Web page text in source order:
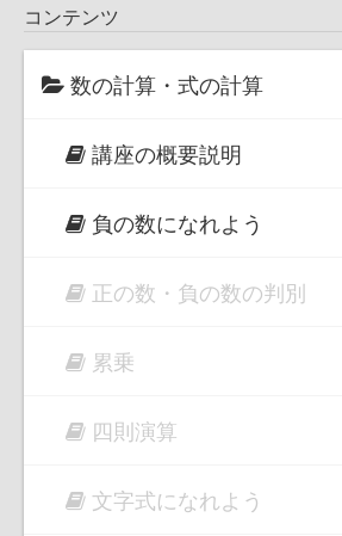
コンテンツ
数の計算・式の計算
講座の概要説明
負の数になれよう
正の数・負の数の判別
累乗
四則演算
文字式になれよう